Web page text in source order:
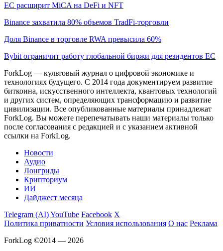
ЕС расширит MiCA на DeFi и NFT
Binance захватила 80% объемов TradFi-торговли
Доля Binance в торговле RWA превысила 60%
Bybit ограничит работу глобальной биржи для резидентов ЕС
ForkLog — культовый журнал о цифровой экономике и
технологиях будущего. С 2014 года документируем развитие
биткоина, искусственного интеллекта, квантовых технологий
и других систем, определяющих трансформацию и развитие
цивилизации. Все опубликованные материалы принадлежат
ForkLog. Вы можете перепечатывать наши материалы только
после согласования с редакцией и с указанием активной
ссылки на ForkLog.
Новости
Аудио
Лонгриды
Крипториум
ИИ
Дайджест месяца
Telegram (AI)YouTube Facebook X
Политика приватности Условия использования О нас Реклама
ForkLog ©2014 — 2026